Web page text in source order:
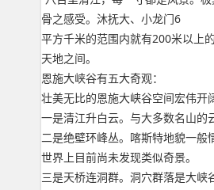
骨之感受。沐抚大、小龙门6
平方千米的范围内就有200米以上
天地之间。
恩施大峡谷有五大奇观：
壮美无比的恩施大峡谷空间宏伟开
一是清江升白云。与大多数名山的
二是绝壁环峰丛。喀斯特地貌一般
世界上目前尚未发现类似奇景。
三是天桥连洞群。洞穴群落是大